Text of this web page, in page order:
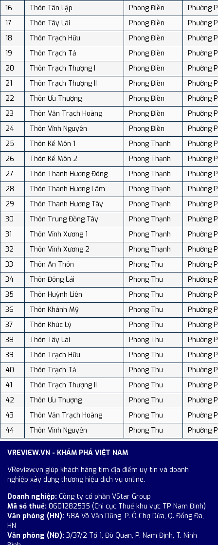
16
Thôn Tân Lập Phong Điền
Phường
17
Thôn Tây Lái Phong Điền
Phường
18
Thôn Trạch Hữu Phong Điền
Phường
19
Thôn Trạch Tả Phong Điền
Phường
20
Thôn Trạch Thượng I Phong Điền
Phường
21
Thôn Trạch Thượng II Phong Điền
Phường
22
Thôn Ưu Thượng Phong Điền
Phường
23
Thôn Văn Trạch Hoàng Phong Điền
Phường
24
Thôn Vĩnh Nguyên Phong Điền
Phường
25
Thôn Kế Môn 1 Phong Thạnh
Phường
26
Thôn Kế Môn 2 Phong Thạnh
Phường
27
Thôn Thanh Hương Đông Phong Thạnh
Phường
28
Thôn Thanh Hương Lâm Phong Thạnh
Phường
29
Thôn Thanh Hương Tây Phong Thạnh
Phường
30
Thôn Trung Đồng Tây Phong Thạnh
Phường
31
Thôn Vĩnh Xương 1 Phong Thạnh
Phường
32
Thôn Vĩnh Xương 2 Phong Thạnh
Phường
33
Thôn An Thôn Phong Thu
Phường
34
Thôn Đông Lái Phong Thu
Phường
35
Thôn Huỳnh Liên Phong Thu
Phường
36
Thôn Khánh Mỹ Phong Thu
Phường
37
Thôn Khúc Lý Phong Thu
Phường
38
Thôn Tây Lái Phong Thu
Phường
39
Thôn Trạch Hữu Phong Thu
Phường
40
Thôn Trạch Tả Phong Thu
Phường
41
Thôn Trạch Thượng II Phong Thu
Phường
42
Thôn Ưu Thượng Phong Thu
Phường
43
Thôn Văn Trạch Hoàng Phong Thu
Phường
44
Thôn Vĩnh Nguyên Phong Thu Phường
VREVIEW.VN - KHÁM PHÁ VIỆT NAM
VReview.vn giúp khách hàng tìm địa điểm uy tín và doanh
nghiệp xây dựng thương hiệu dịch vụ online.
Doanh nghiệp: Công ty cổ phần VStar Group
Mã số thuế: 0601282535 (Chi cục Thuế khu vực TP Nam Định)
Văn phòng (HN): 58A Võ Văn Dũng, P. Ô Chợ Dừa, Q. Đống Đa,
HN
Văn phòng (NĐ): 3/37/2 Tổ 1, Đò Quan, P. Nam Định, T. Ninh